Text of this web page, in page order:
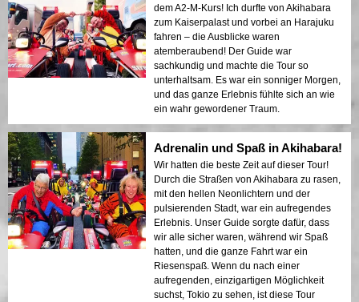
dem A2-M-Kurs! Ich durfte von Akihabara
zum Kaiserpalast und vorbei an Harajuku
fahren – die Ausblicke waren
atemberaubend! Der Guide war
sachkundig und machte die Tour so
unterhaltsam. Es war ein sonniger Morgen,
und das ganze Erlebnis fühlte sich an wie
ein wahr gewordener Traum.
Adrenalin und Spaß in Akihabara!
Wir hatten die beste Zeit auf dieser Tour!
Durch die Straßen von Akihabara zu rasen,
mit den hellen Neonlichtern und der
pulsierenden Stadt, war ein aufregendes
Erlebnis. Unser Guide sorgte dafür, dass
wir alle sicher waren, während wir Spaß
hatten, und die ganze Fahrt war ein
Riesenspaß. Wenn du nach einer
aufregenden, einzigartigen Möglichkeit
suchst, Tokio zu sehen, ist diese Tour